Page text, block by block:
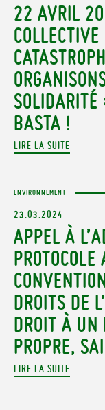
22 AVRIL
BASTA !
LIRE LA SUITE
ENVIRONNEMENT
23.03.2024
APPEL À
DROITS DE
DROIT À UN
PROPRE,
LIRE LA SUITE